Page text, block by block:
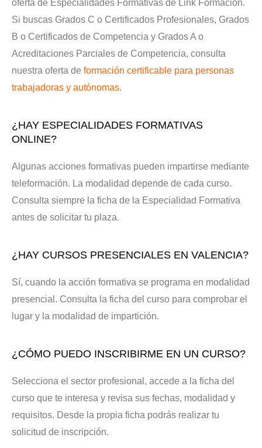
oferta de Especialidades Formativas de Link Formación.
Si buscas Grados C o Certificados Profesionales, Grados
B o Certificados de Competencia y Grados A o
Acreditaciones Parciales de Competencia, consulta
nuestra oferta de formación certificable para personas
trabajadoras y autónomas.
¿HAY ESPECIALIDADES FORMATIVAS
ONLINE?
Algunas acciones formativas pueden impartirse mediante
teleformación. La modalidad depende de cada curso.
Consulta siempre la ficha de la Especialidad Formativa
antes de solicitar tu plaza.
¿HAY CURSOS PRESENCIALES EN VALENCIA?
Sí, cuando la acción formativa se programa en modalidad
presencial. Consulta la ficha del curso para comprobar el
lugar y la modalidad de impartición.
¿CÓMO PUEDO INSCRIBIRME EN UN CURSO?
Selecciona el sector profesional, accede a la ficha del
curso que te interesa y revisa sus fechas, modalidad y
requisitos. Desde la propia ficha podrás realizar tu
solicitud de inscripción.